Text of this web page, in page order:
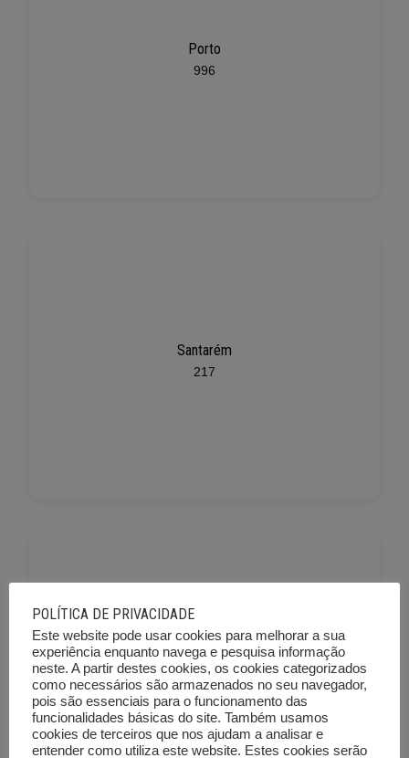
Porto
996
Santarém
217
Setúbal
225
POLÍTICA DE PRIVACIDADE
Este website pode usar cookies para melhorar a sua
experiência enquanto navega e pesquisa informação
neste. A partir destes cookies, os cookies categorizados
como necessários são armazenados no seu navegador,
pois são essenciais para o funcionamento das
funcionalidades básicas do site. Também usamos
cookies de terceiros que nos ajudam a analisar e
entender como utiliza este website. Estes cookies serão